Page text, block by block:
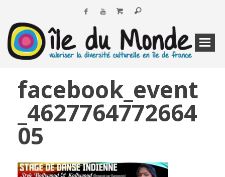
facebook_event
_4627764772664
05